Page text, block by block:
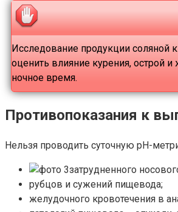
Исследование продукции соляной
оценить влияние курения, острой
ночное время.
Противопоказания к
Нельзя проводить суточную рН-
затрудненного
рубцов и сужений пищевода;
желудочного кровотечения в